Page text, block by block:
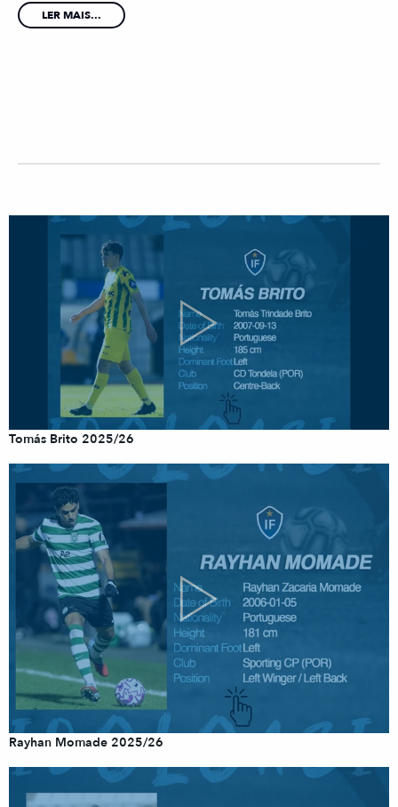
LER MAIS...
Tomás Brito 2025/26
Rayhan Momade 2025/26